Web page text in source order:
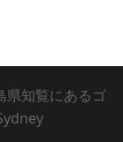
県知覧にあるゴ